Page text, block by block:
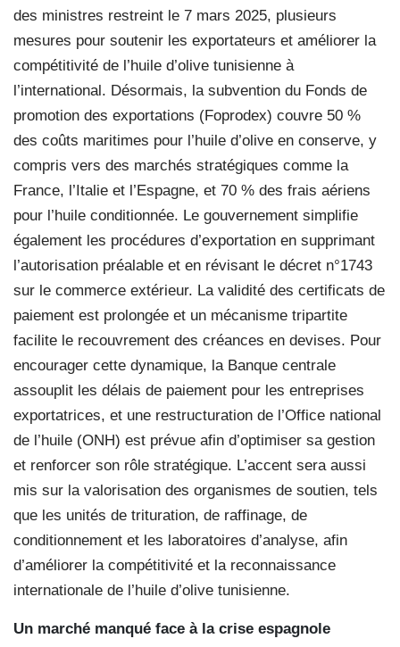
des ministres restreint le 7 mars 2025, plusieurs
mesures pour soutenir les exportateurs et améliorer la
compétitivité de l’huile d’olive tunisienne à
l’international. Désormais, la subvention du Fonds de
promotion des exportations (Foprodex) couvre 50 %
des coûts maritimes pour l’huile d’olive en conserve, y
compris vers des marchés stratégiques comme la
France, l’Italie et l’Espagne, et 70 % des frais aériens
pour l’huile conditionnée. Le gouvernement simplifie
également les procédures d’exportation en supprimant
l’autorisation préalable et en révisant le décret n°1743
sur le commerce extérieur. La validité des certificats de
paiement est prolongée et un mécanisme tripartite
facilite le recouvrement des créances en devises. Pour
encourager cette dynamique, la Banque centrale
assouplit les délais de paiement pour les entreprises
exportatrices, et une restructuration de l’Office national
de l’huile (ONH) est prévue afin d’optimiser sa gestion
et renforcer son rôle stratégique. L’accent sera aussi
mis sur la valorisation des organismes de soutien, tels
que les unités de trituration, de raffinage, de
conditionnement et les laboratoires d’analyse, afin
d’améliorer la compétitivité et la reconnaissance
internationale de l’huile d’olive tunisienne.
Un marché manqué face à la crise espagnole